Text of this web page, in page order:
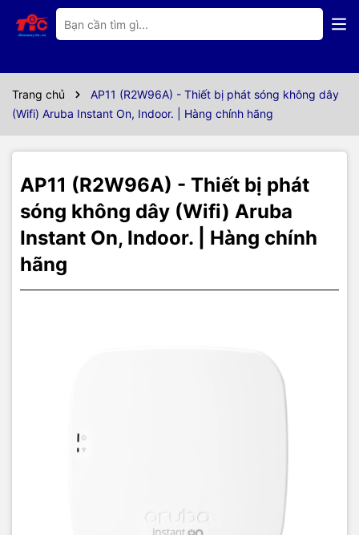
Trang chủ
AP11 (R2W96A) - Thiết bị phát sóng không dây
(Wifi) Aruba Instant On, Indoor. | Hàng chính hãng
AP11 (R2W96A) - Thiết bị phát
sóng không dây (Wifi) Aruba
Instant On, Indoor. | Hàng chính
hãng
Thông số kỹ thuật
Aruba Instant On AP-11 (R2W96A) là một trong những bộ phát Wi-
Fi không dây đơn lẻ nhưng hỗ trợ Mesh.
Người dùng có thể mua một sản phẩm để sử dụng như router
thông thường hoặc mua thêm số lượng tùy nhu cầu khi muốn tạo
ra hệ thống mạng Wi-Fi Mesh. Đây là sản phẩm của Aruba, một
hãng chuyên về thiết bị mạng từ Mỹ và là hãng con của HP từ năm
2015.